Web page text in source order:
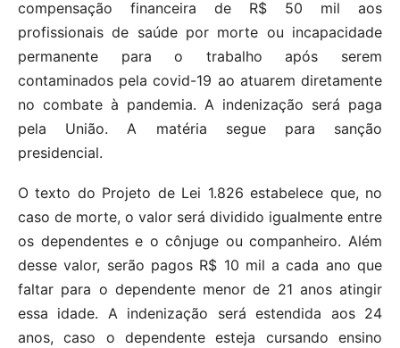
compensação financeira de R$ 50 mil aos
profissionais de saúde por morte ou incapacidade
permanente para o trabalho após serem
contaminados pela covid-19 ao atuarem diretamente
no combate à pandemia. A indenização será paga
pela União. A matéria segue para sanção
presidencial.
O texto do Projeto de Lei 1.826 estabelece que, no
caso de morte, o valor será dividido igualmente entre
os dependentes e o cônjuge ou companheiro. Além
desse valor, serão pagos R$ 10 mil a cada ano que
faltar para o dependente menor de 21 anos atingir
essa idade. A indenização será estendida aos 24
anos, caso o dependente esteja cursando ensino